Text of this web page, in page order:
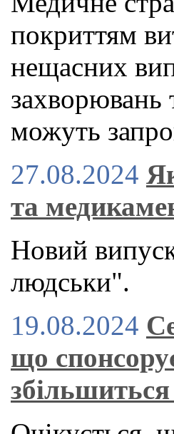
покриттям
нещасних
можуть
27.08.2024
та
Новий
людськи".
19.08.2024
що